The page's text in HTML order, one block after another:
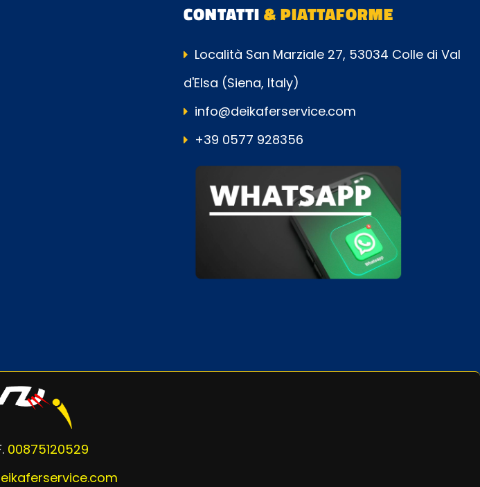
CONTATTI& PIATTAFORME
Località San Marziale 27, 53034 Colle di Val
d'Elsa (Siena, Italy)
info@deikaferservice.com
+39 0577 928356
00875120529